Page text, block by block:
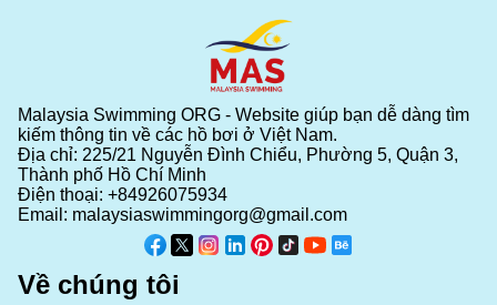
Malaysia Swimming ORG - Website giúp bạn dễ dàng tìm
kiếm thông tin về các hồ bơi ở Việt Nam.
Địa chỉ: 225/21 Nguyễn Đình Chiểu, Phường 5, Quận 3,
Thành phố Hồ Chí Minh
Điện thoại: +84926075934
Email: malaysiaswimmingorg@gmail.com
Về chúng tôi